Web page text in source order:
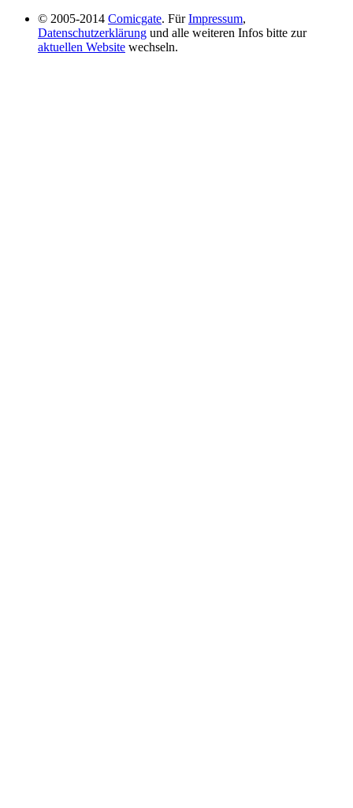
© 2005-2014 Comicgate. FürImpressum,
Datenschutzerklärung und alle weiteren Infos bitte zur
aktuellen Website wechseln.